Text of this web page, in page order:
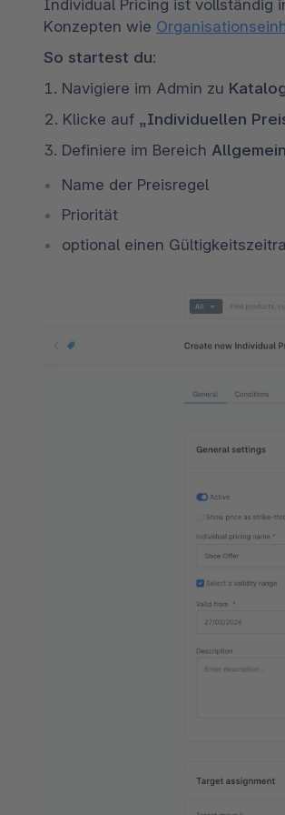
Individual Pricing ist vollständig
Konzepten wie
So startest du:
1. Navigiere im Admin zu
2. Klicke auf „Individuellen
3. Definiere im Bereich
Name der Preisregel
Priorität
optional einen